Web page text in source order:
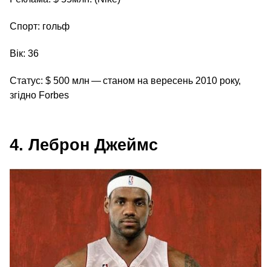
Спорт: гольф
Вік: 36
Статус: $ 500 млн — станом на вересень 2010 року,
згідно Forbes
4. Леброн Джеймс